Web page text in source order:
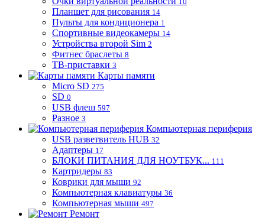
Планшет для рисования 14
Пульты для кондиционера 1
Спортивные видеокамеры 14
Устройства второй Sim 2
Фитнес браслеты 8
ТВ-приставки 3
Карты памяти
Micro SD 275
SD 0
USB флеш 597
Разное 3
Компьютерная периферия
USB разветвитель HUB 32
Адаптеры 17
БЛОКИ ПИТАНИЯ ДЛЯ НОУТБУК... 111
Картридеры 83
Коврики для мыши 92
Компьютерная клавиатуры 36
Компьютерная мыши 497
Ремонт